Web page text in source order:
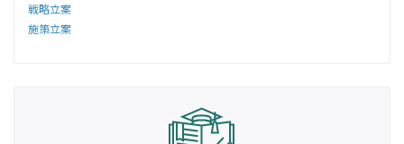
戦略立案
施策立案